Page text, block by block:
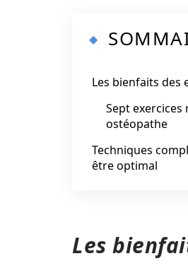
Les bienfaits des
Sept
ostéopathe
Techniques
être optimal
Les